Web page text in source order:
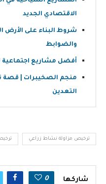
الاقتصادي الجديد
شروط البناء على الأرض
والضوابط
أفضل مشاريع اجتماعية
منجم الصخيبرات | قصة
التعدين
ترخيص مزاولة نشاط زراعي
شاركها 0